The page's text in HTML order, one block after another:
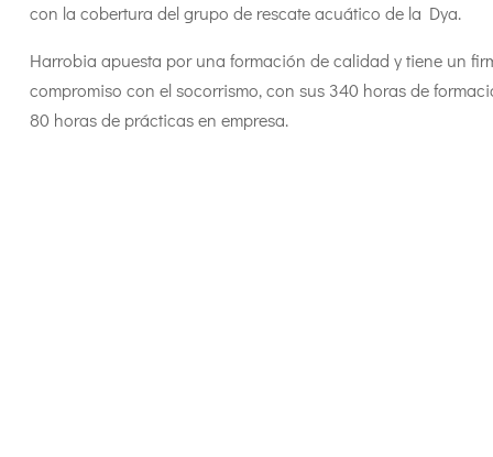
con la cobertura del grupo de rescate acuático de la Dya.
Harrobia apuesta por una formación de calidad y tiene un
compromiso con el socorrismo, con sus 340 horas de
80 horas de prácticas en empresa.